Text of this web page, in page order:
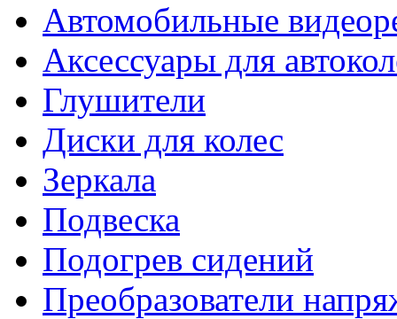
Автомобильные
Аксессуары для
Глушители
Диски для колес
Зеркала
Подвеска
Подогрев сидений
Преобразователи